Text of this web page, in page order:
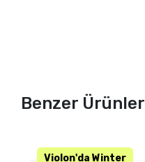
Benzer Ürünler